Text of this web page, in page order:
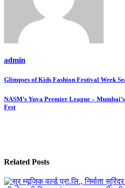
admin
Post
navigation
Glimpses of Kids Fashion Festival Week
NASM’s Yuva Premier League –
Fest
Related Posts